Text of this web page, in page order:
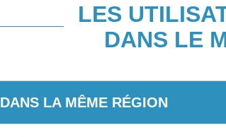
LES
DANS LE
DANS LA MÊME RÉGION